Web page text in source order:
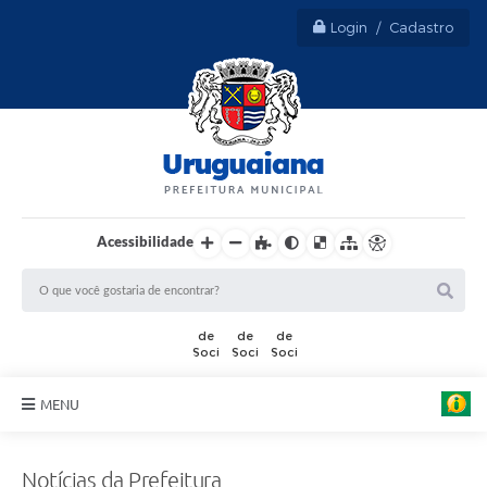
Login / Cadastro
Acessibilidade
MENU
Notícias da Prefeitura